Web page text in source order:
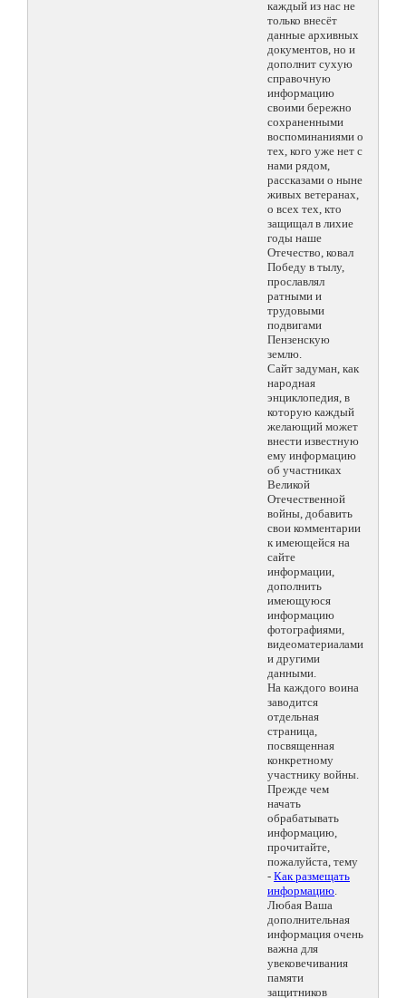
каждый из нас не
только внесёт
данные архивных
документов, но и
дополнит сухую
справочную
информацию
своими бережно
сохраненными
воспоминаниями о
тех, кого уже нет с
нами рядом,
рассказами о ныне
живых ветеранах,
о всех тех, кто
защищал в лихие
годы наше
Отечество, ковал
Победу в тылу,
прославлял
ратными и
трудовыми
подвигами
Пензенскую
землю.
Сайт задуман, как
народная
энциклопедия, в
которую каждый
желающий может
внести известную
ему информацию
об участниках
Великой
Отечественной
войны, добавить
свои комментарии
к имеющейся на
сайте
информации,
дополнить
имеющуюся
информацию
фотографиями,
видеоматериалами
и другими
данными.
На каждого воина
заводится
отдельная
страница,
посвященная
конкретному
участнику войны.
Прежде чем
начать
обрабатывать
информацию,
прочитайте,
пожалуйста, тему
- Как размещать
информацию.
Любая Ваша
дополнительная
информация очень
важна для
увековечивания
памяти
защитников